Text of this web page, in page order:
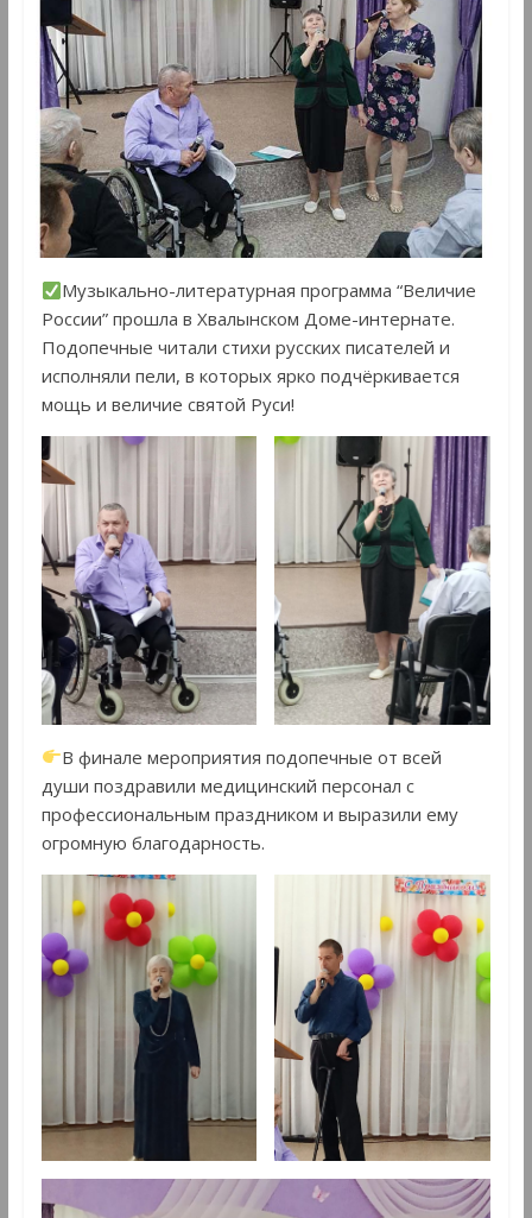
Музыкально-литературная программа “Величие
России” прошла в Хвалынском Доме-интернате.
Подопечные читали стихи русских писателей и
исполняли пели, в которых ярко подчёркивается
мощь и величие святой Руси!
В финале мероприятия подопечные от всей
души поздравили медицинский персонал с
профессиональным праздником и выразили ему
огромную благодарность.